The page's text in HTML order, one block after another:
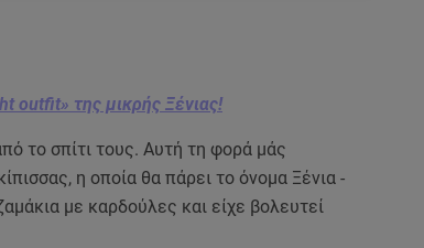
outfit» της μικρής Ξένιας!
το σπίτι τους. Αυτή τη φορά μάς
η οποία θα πάρει το όνομα Ξένια -
με καρδούλες και είχε βολευτεί